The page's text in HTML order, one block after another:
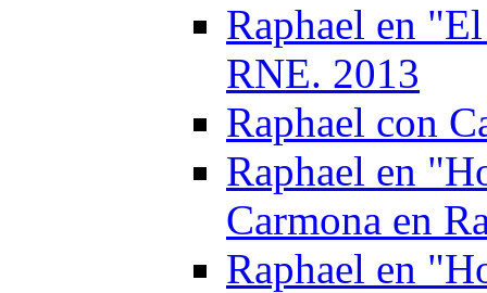
Raphael en
RNE. 2013
Raphael con
Raphael en
Carmona en
Raphael en